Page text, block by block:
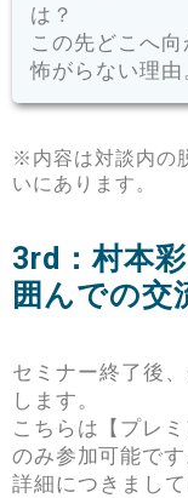
は？
この先どこへ
怖がらない理
※内容は対談内の
いにあります。
3rd：村本
囲んでの交
セミナー終了後
します。
こちらは【プレ
のみ参加可能です
詳細につきまし